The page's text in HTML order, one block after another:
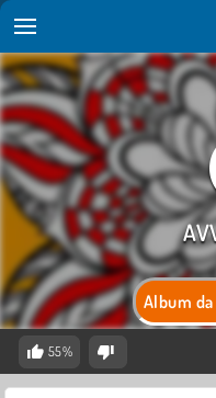
Album
55%